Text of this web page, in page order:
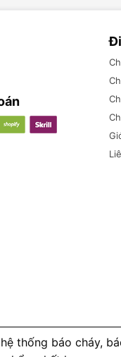
thống báo cháy,